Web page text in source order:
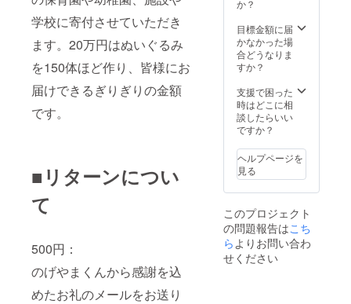
学校に寄付させていただき
ます。20万円はぬいぐるみ
を150体ほど作り、皆様にお
届けできるぎりぎりの金額
です。
■リターンについ
て
500円：
のげやまくんから感謝を込
めたお礼のメールをお送り
か？
目標金額に届
かなかった場
合どうなりま
すか？
支援で困った
時はどこに相
談したらいい
ですか？
ヘルプページを
見る
このプロジェクト
の問題報告はこち
らよりお問い合わ
せください